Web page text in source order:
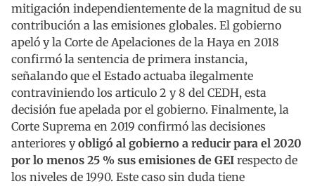
mitigación independientemente de la magnitud de su
contribución a las emisiones globales. El gobierno
apeló y la Corte de Apelaciones de la Haya en 2018
confirmó la sentencia de primera instancia,
señalando que el Estado actuaba ilegalmente
contraviniendo los articulo 2 y 8 del CEDH, esta
decisión fue apelada por el gobierno. Finalmente, la
Corte Suprema en 2019 confirmó las decisiones
anteriores yobligó al gobierno a reducir para el 2020
por lo menos 25 % sus emisiones de GEI respecto de
los niveles de 1990. Este caso sin duda tiene